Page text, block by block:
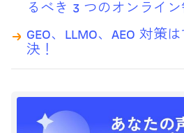
るべき 3 つのオンライン
GEO、LLMO、AEO 対策
決！